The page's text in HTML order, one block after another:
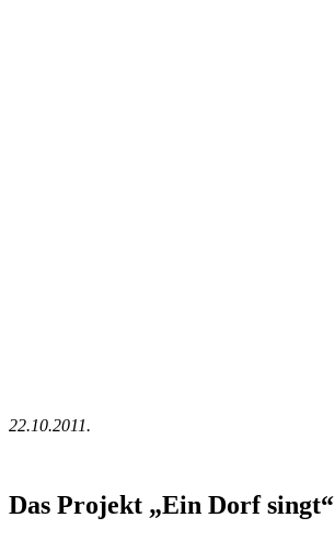
22.10.2011.
Das Projekt „Ein Dorf singt“